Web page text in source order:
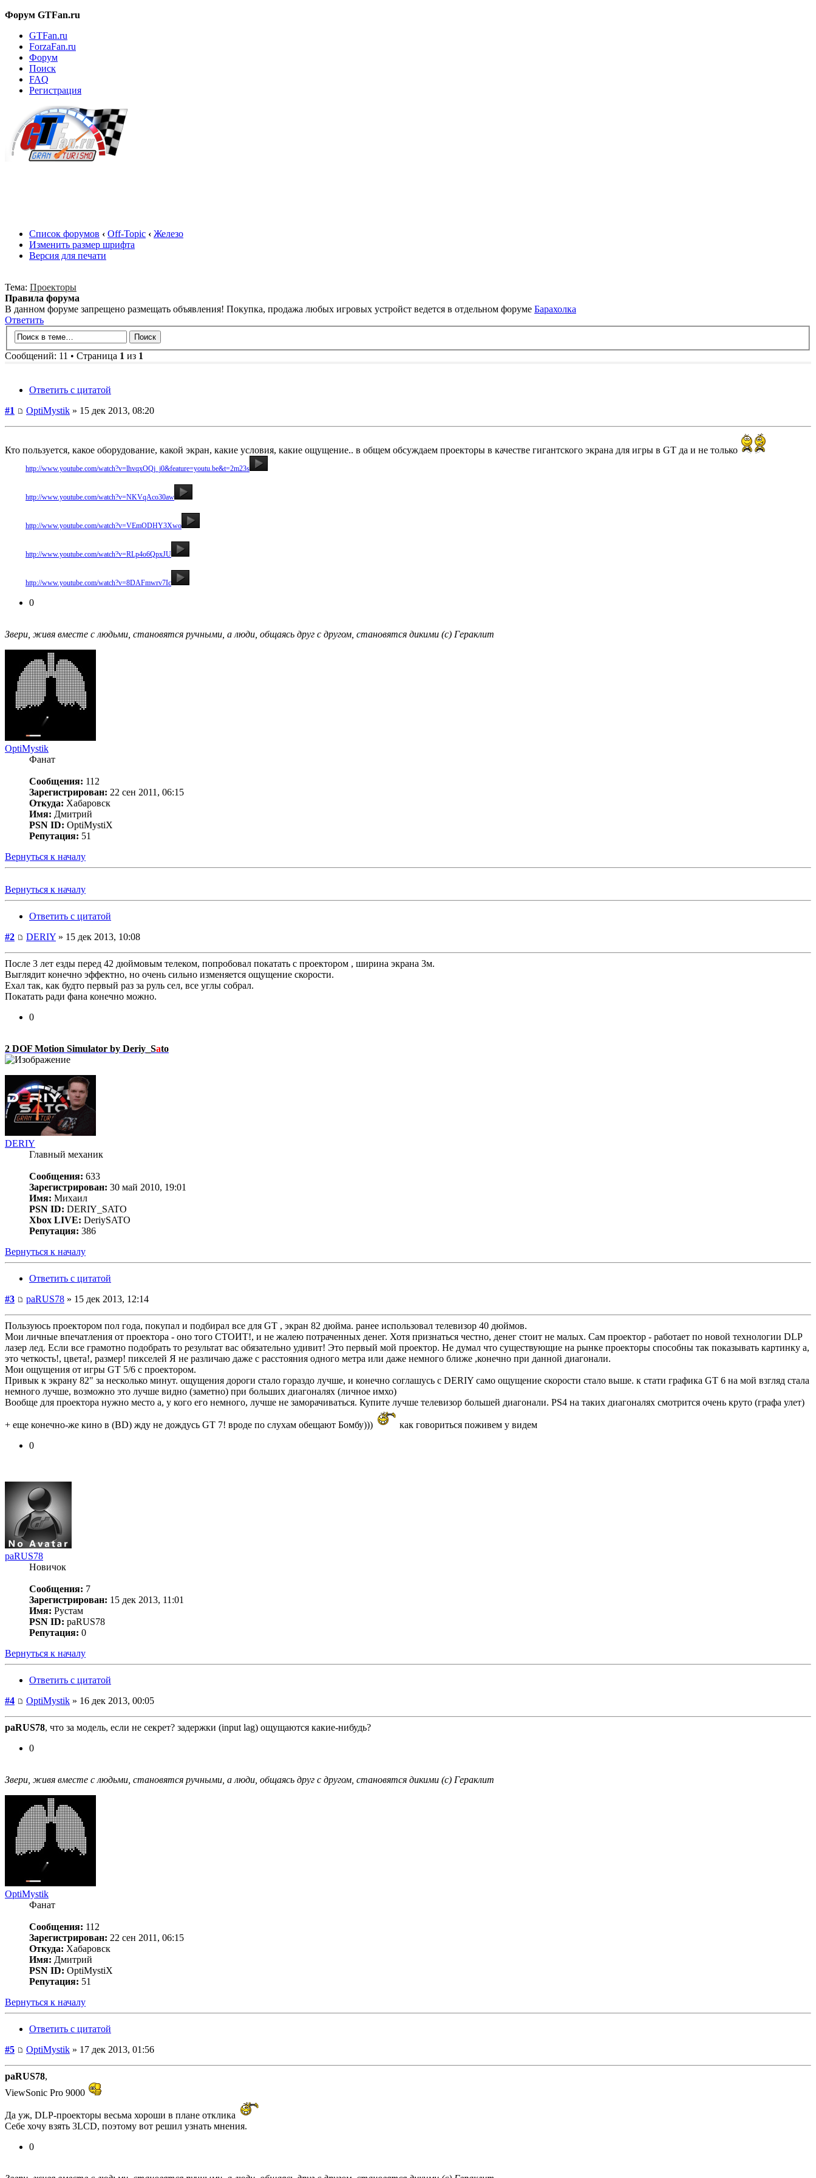
Форум GTFan.ru
GTFan.ru
ForzaFan.ru
Форум
Поиск
FAQ
Регистрация
Список форумов ‹ Off-Topic ‹ Железо
Изменить размер шрифта
Версия для печати
Тема: Проекторы
Правила форума
В данном форуме запрещено размещать объявления! Покупка, продажа любых игровых устройст ведется в отдельном форуме Барахолка
Ответить
Сообщений: 11 • Страница 1 из 1
Ответить с цитатой
#1
OptiMystik » 15 дек 2013, 08:20
Кто пользуется, какое оборудование, какой экран, какие условия, какие ощущение.. в общем обсуждаем проекторы в качестве гигантского экрана для игры в GT да и не только
http://www.youtube.com/watch?v=lhvqxOQj_j0&feature=youtu.be&t=2m23s
http://www.youtube.com/watch?v=NKVqAco30aw
http://www.youtube.com/watch?v=VEmODHY3Xwo
http://www.youtube.com/watch?v=RLp4o6QpxJU
http://www.youtube.com/watch?v=8DAFmwrv7Ic
0
Звери, живя вместе с людьми, становятся ручными, а люди, общаясь друг с другом, становятся дикими (с) Гераклит
OptiMystik
Фанат
Сообщения: 112
Зарегистрирован: 22 сен 2011, 06:15
Откуда: Хабаровск
Имя: Дмитрий
PSN ID: OptiMystiX
Репутация: 51
Вернуться к началу
Вернуться к началу
Ответить с цитатой
#2
DERIY » 15 дек 2013, 10:08
После 3 лет езды перед 42 дюймовым телеком, попробовал покатать с проектором , ширина экрана 3м.
Выглядит конечно эффектно, но очень сильно изменяется ощущение скорости.
Ехал так, как будто первый раз за руль сел, все углы собрал.
Покатать ради фана конечно можно.
0
2 DOF Motion Simulator by Deriy_Sato
DERIY
Главный механик
Сообщения: 633
Зарегистрирован: 30 май 2010, 19:01
Имя: Михаил
PSN ID: DERIY_SATO
Xbox LIVE: DeriySATO
Репутация: 386
Вернуться к началу
Ответить с цитатой
#3
paRUS78 » 15 дек 2013, 12:14
Пользуюсь проектором пол года, покупал и подбирал все для GT , экран 82 дюйма. ранее использовал телевизор 40 дюймов.
Мои личные впечатления от проектора - оно того СТОИТ!, и не жалею потраченных денег. Хотя признаться честно, денег стоит не малых. Сам проектор - работает по новой технологии DLP
лазер лед. Если все грамотно подобрать то результат вас обязательно удивит! Это первый мой проектор. Не думал что существующие на рынке проекторы способны так показывать картинку а,
это четкость!, цвета!, размер! пикселей Я не различаю даже с расстояния одного метра или даже немного ближе ,конечно при данной диагонали.
Мои ощущения от игры GT 5/6 с проектором.
Привык к экрану 82" за несколько минут. ощущения дороги стало гораздо лучше, и конечно соглашусь с DERIY само ощущение скорости стало выше. к стати графика GT 6 на мой взгляд стала
немного лучше, возможно это лучше видно (заметно) при больших диагоналях (личное имхо)
Вообще для проектора нужно место а, у кого его немного, лучше не заморачиваться. Купите лучше телевизор большей диагонали. PS4 на таких диагоналях смотрится очень круто (графа улет)
+ еще конечно-же кино в (BD) жду не дождусь GT 7! вроде по слухам обещают Бомбу)))
как говориться поживем у видем
0
paRUS78
Новичок
Сообщения: 7
Зарегистрирован: 15 дек 2013, 11:01
Имя: Рустам
PSN ID: paRUS78
Репутация: 0
Вернуться к началу
Ответить с цитатой
#4
OptiMystik » 16 дек 2013, 00:05
paRUS78, что за модель, если не секрет? задержки (input lag) ощущаются какие-нибудь?
0
Звери, живя вместе с людьми, становятся ручными, а люди, общаясь друг с другом, становятся дикими (с) Гераклит
OptiMystik
Фанат
Сообщения: 112
Зарегистрирован: 22 сен 2011, 06:15
Откуда: Хабаровск
Имя: Дмитрий
PSN ID: OptiMystiX
Репутация: 51
Вернуться к началу
Ответить с цитатой
#5
OptiMystik » 17 дек 2013, 01:56
paRUS78,
ViewSonic Pro 9000
Да уж, DLP-проекторы весьма хороши в плане отклика
Себе хочу взять 3LCD, поэтому вот решил узнать мнения.
0